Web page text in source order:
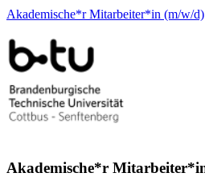
Akademische*r Mitarbeiter*in (m/w/d)
Akademische*r